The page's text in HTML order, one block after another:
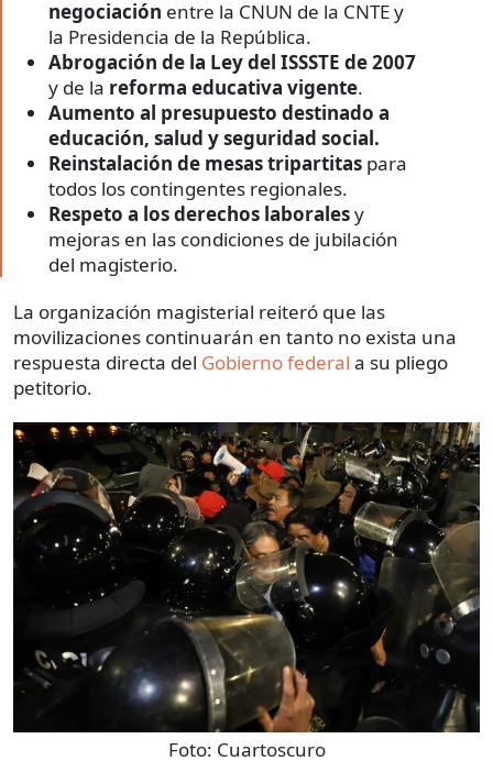
negociación entre la CNUN de la CNTE y
la Presidencia de la República.
Abrogación de la Ley del ISSSTE de 2007
y de la reforma educativa vigente.
Aumento al presupuesto destinado a
educación, salud y seguridad social.
Reinstalación de mesas tripartitas para
todos los contingentes regionales.
Respeto a los derechos laboralesy
mejoras en las condiciones de jubilación
del magisterio.
La organización magisterial reiteró que las
movilizaciones continuarán en tanto no exista una
respuesta directa del Gobierno federal a su pliego
petitorio.
Foto: Cuartoscuro